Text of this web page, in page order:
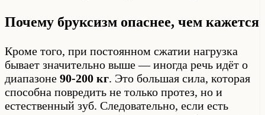
Почему бруксизм опаснее, чем кажется
Кроме того, при постоянном сжатии нагрузка
бывает значительно выше — иногда речь идёт о
диапазоне 90-200 кг. Это большая сила, которая
способна повредить не только протез, но и
естественный зуб. Следовательно, если есть